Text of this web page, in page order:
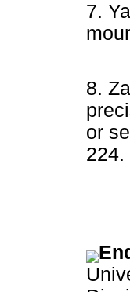
7.
8.
or